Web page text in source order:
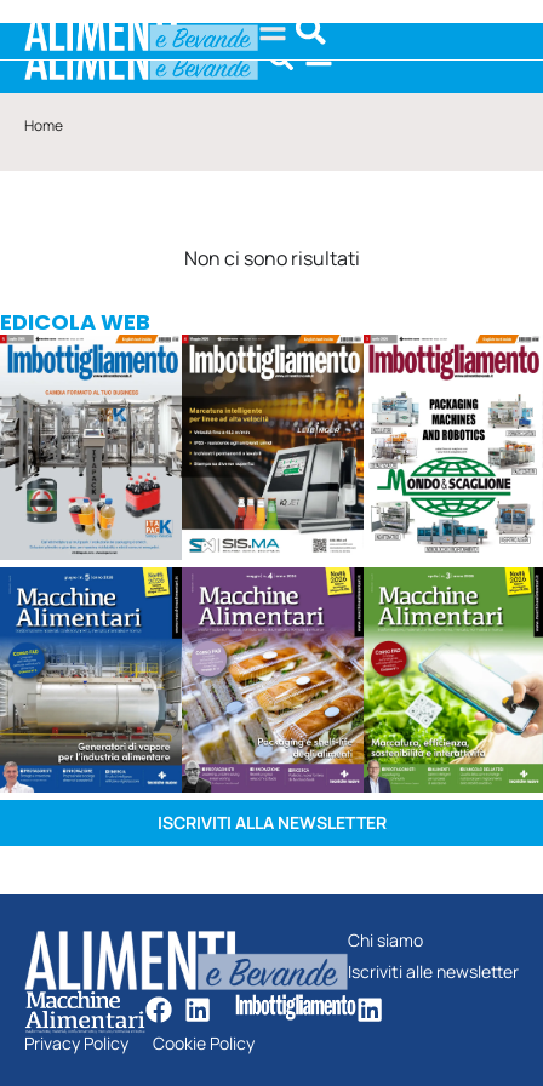
Home
Non ci sono risultati
EDICOLA WEB
ISCRIVITI ALLA NEWSLETTER
Chi siamo
Iscriviti alle newsletter
Privacy Policy Cookie Policy